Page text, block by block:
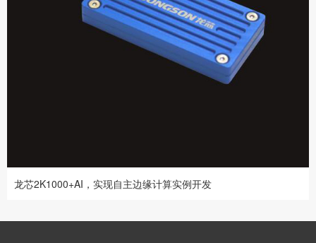
龙芯2K1000+AI，实现自主边缘计算实例开发